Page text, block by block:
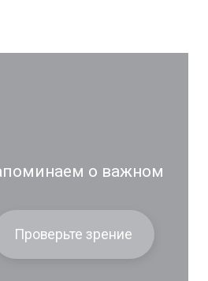
о важном
Проверьте зрение